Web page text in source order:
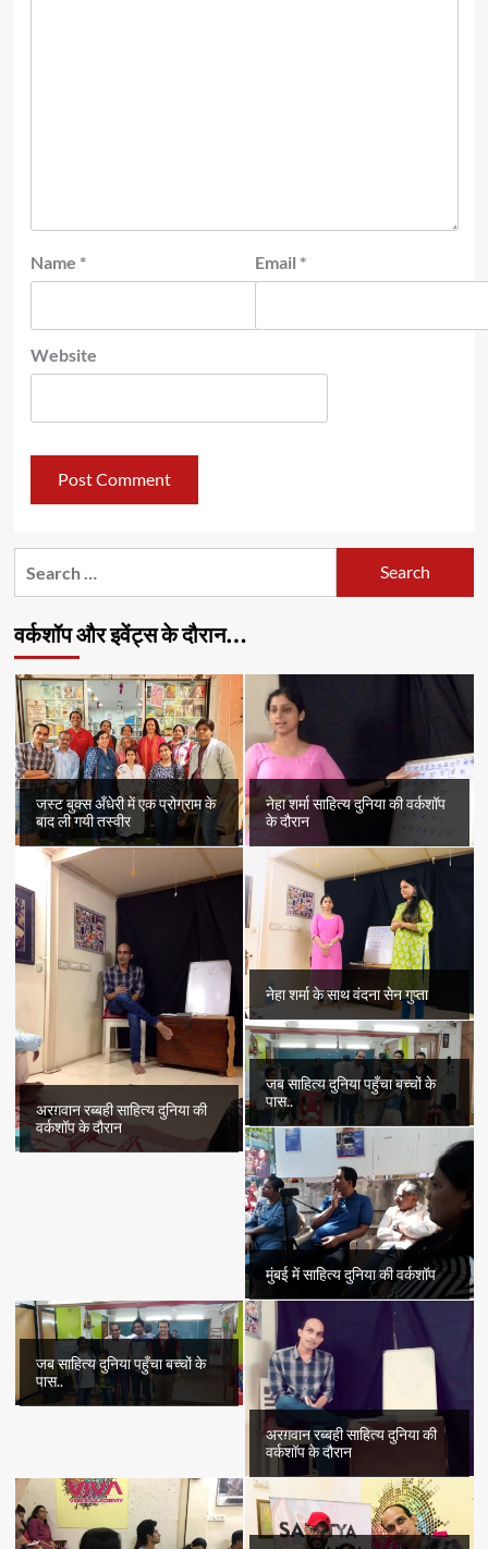
Name * Email *
Website
वर्कशॉप और इवेंट्स के दौरान…
जस्ट बुक्स अँधेरी में एक प्रोग्राम के
बाद ली गयी तस्वीर
नेहा शर्मा साहित्य दुनिया की वर्कशॉप
के दौरान
अरग़वान रब्बही साहित्य दुनिया की
वर्कशॉप के दौरान
नेहा शर्मा के साथ वंदना सेन गुप्ता
जब साहित्य दुनिया पहुँचा बच्चों के
पास..
मुंबई में साहित्य दुनिया की वर्कशॉप
जब साहित्य दुनिया पहुँचा बच्चों के
पास..
अरग़वान रब्बही साहित्य दुनिया की
वर्कशॉप के दौरान